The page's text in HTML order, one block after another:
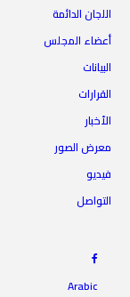
اللجان الدائمة
أعضاء المجلس
البيانات
القرارات
الأخبار
معرض الصور
فيديو
التواصل
Arabic
شباب